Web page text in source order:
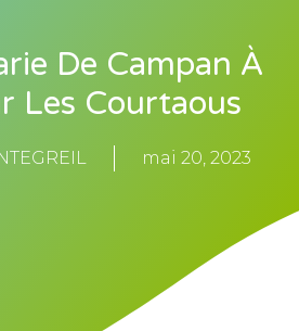
De Campan À
Les Courtaous
mai 20, 2023